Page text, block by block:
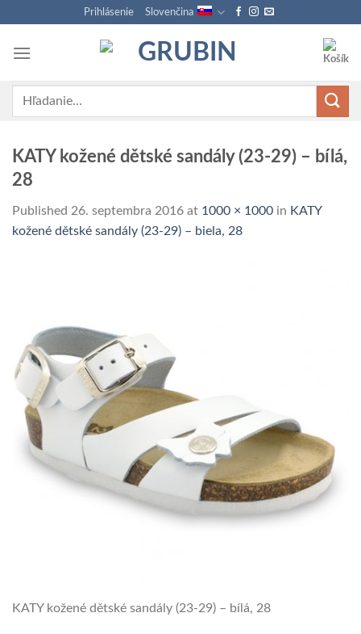
content
Prihlásenie Slovenčina
Hľadať:
KATY kožené dětské sandály (23-29) – bílá,
28
Published 26. septembra 2016 at 1000 × 1000 in KATY
kožené dětské sandály (23-29) – biela, 28
KATY kožené dětské sandály (23-29) – bílá, 28